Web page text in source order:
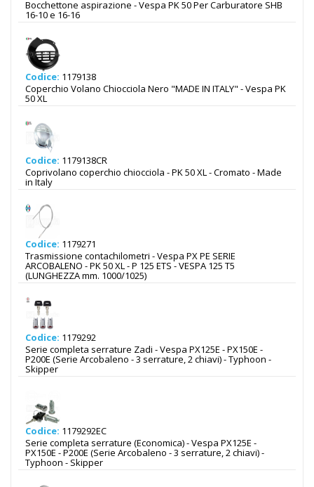
Bocchettone aspirazione - Vespa PK 50 Per Carburatore SHB
16-10 e 16-16
Codice: 1179138
Coperchio Volano Chiocciola Nero "MADE IN ITALY" - Vespa PK
50 XL
Codice: 1179138CR
Coprivolano coperchio chiocciola - PK 50 XL - Cromato - Made
in Italy
Codice: 1179271
Trasmissione contachilometri - Vespa PX PE SERIE
ARCOBALENO - PK 50 XL - P 125 ETS - VESPA 125 T5
(LUNGHEZZA mm. 1000/1025)
Codice: 1179292
Serie completa serrature Zadi - Vespa PX125E - PX150E -
P200E (Serie Arcobaleno - 3 serrature, 2 chiavi) - Typhoon -
Skipper
Codice: 1179292EC
Serie completa serrature (Economica) - Vespa PX125E -
PX150E - P200E (Serie Arcobaleno - 3 serrature, 2 chiavi) -
Typhoon - Skipper